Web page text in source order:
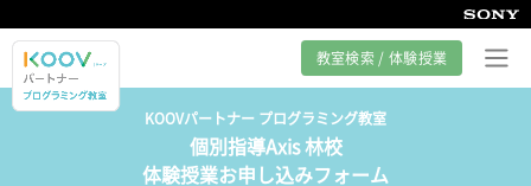
教室検索 / 体験授業
プログラミング教室とは
KOOVパートナー プログラミング教室
個別指導Axis 林校
体験授業お申し込みフォーム